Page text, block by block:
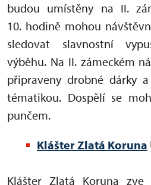
budou umístěny na II.
10. hodině mohou
sledovat slavnostní
výběhu. Na II. zámeckém
připraveny drobné dárky
tématikou. Dospělí se
punčem.
Klášter Zlatá Koruna
Klášter Zlatá Koruna